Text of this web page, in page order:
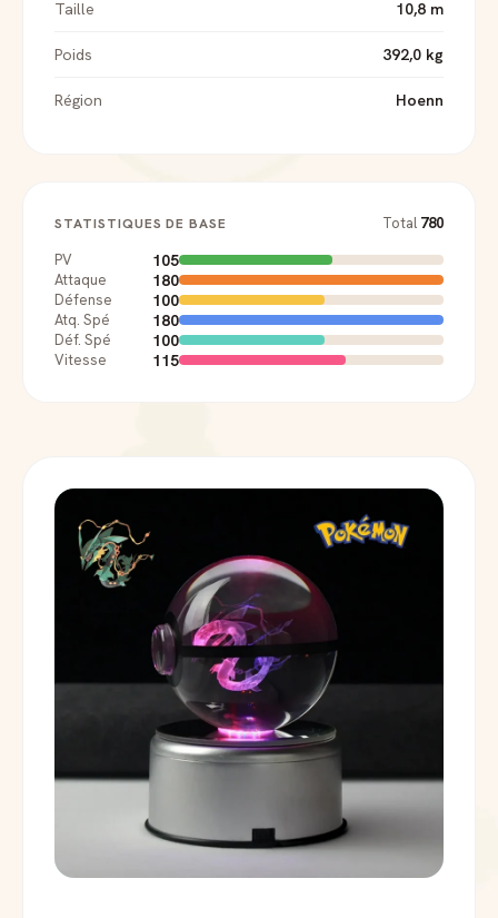
Taille 10,8 m
Poids 392,0 kg
Région Hoenn
STATISTIQUES DE BASE Total 780
PV
105
Attaque 180
Défense 100
Atq. Spé 180
Déf. Spé 100
Vitesse 115